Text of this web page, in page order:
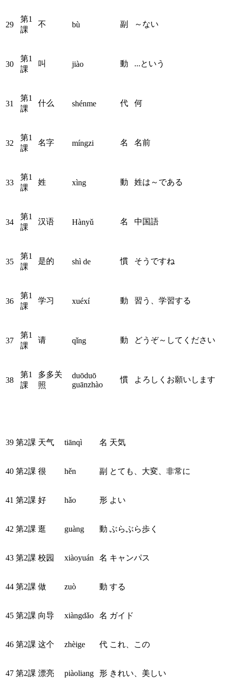
29
第1
課
不 bù 副 ～ない
30
第1
課
叫 jiào 動 ...という
31
第1
課
什么 shénme 代 何
32
第1
課
名字 míngzi 名 名前
33
第1
課
姓 xìng 動 姓は～である
34
第1
課
汉语 Hànyǔ 名 中国語
35
第1
課
是的 shì de 慣 そうですね
36
第1
課
学习 xuéxí 動 習う、学習する
37
第1
課
请 qǐng 動 どうぞ～してください
38
第1
課
多多关
照
duōduō
guānzhào
慣 よろしくお願いします
39 第2課 天气 tiānqì 名 天気
40 第2課 很 hěn 副 とても、大変、非常に
41 第2課 好 hǎo 形 よい
42 第2課 逛 guàng 動 ぶらぶら歩く
43 第2課 校园 xiàoyuán 名 キャンパス
44 第2課 做 zuò 動 する
45 第2課 向导 xiàngdǎo 名 ガイド
46 第2課 这个 zhèige 代 これ、この
47 第2課 漂亮 piàoliang 形 きれい、美しい